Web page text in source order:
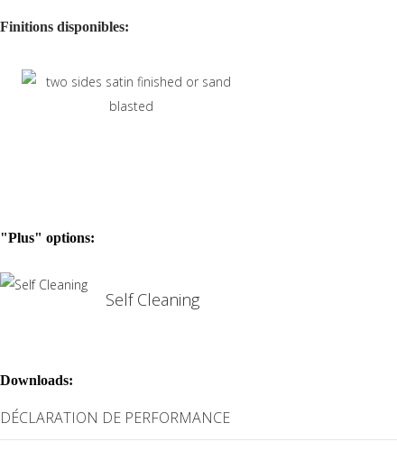
Finitions disponibles:
"Plus" options:
Self Cleaning
Downloads:
DÉCLARATION DE PERFORMANCE